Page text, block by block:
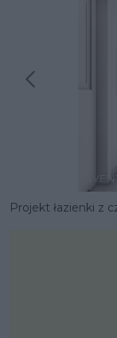
Projekt łazienki z